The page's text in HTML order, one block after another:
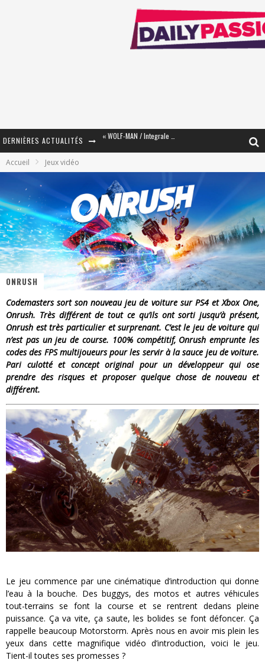
DERNIÈRES ACTUALITÉS « The Broken Ring / This Mariage Will Fail Anyway » (Tome 2) – Préparer sa vengeance…
« Le Béton et le Bambou / Propositions pour Mayotte et le Monde. » - Améliorations !
Star Fox
PsyRiver 2026 : la magie revient sur les rives de l’Aar
« MOFUSAND / Parler Japonais » – Des Expressions Pratiques !
« Dr Wertham / L’homme qui étudia les tueurs en série » - Un Métier à Risque !
Assassin's Creed Black Flag Resynced
« Le Vent dand les Saules » - Une Belle Histoire !
« Damn Them All » - Un duo de Choc !
Yoshi and the mysterious book
Accueil Jeux vidéo
ONRUSH
Codemasters sort son nouveau jeu de voiture sur PS4 et Xbox One,
Onrush. Très différent de tout ce qu’ils ont sorti jusqu’à présent,
Onrush est très particulier et surprenant. C’est le jeu de voiture qui
n’est pas un jeu de course. 100% compétitif, Onrush emprunte les
codes des FPS multijoueurs pour les servir à la sauce jeu de voiture.
Pari culotté et concept original pour un développeur qui ose
prendre des risques et proposer quelque chose de nouveau et
différent.
Le jeu commence par une cinématique d’introduction qui donne
l’eau à la bouche. Des buggys, des motos et autres véhicules
tout-terrains se font la course et se rentrent dedans pleine
puissance. Ça va vite, ça saute, les bolides se font défoncer. Ça
rappelle beaucoup Motorstorm. Après nous en avoir mis plein les
yeux dans cette magnifique vidéo d’introduction, voici le jeu.
Tient-il toutes ses promesses ?